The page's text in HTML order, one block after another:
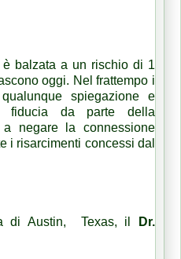
è balzata a un rischio di 1
oggi. Nel frattempo i
spiegazione e
fiducia da parte della
a negare la connessione
i risarcimenti concessi dal
di Austin, Texas, il
Dr.